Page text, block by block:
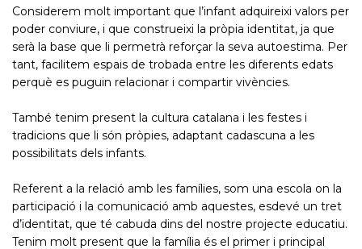
Considerem molt important que l’infant adquireixi valors per
poder conviure, i que construeixi la pròpia identitat, ja que
serà la base que li permetrà reforçar la seva autoestima. Per
tant, facilitem espais de trobada entre les diferents edats
perquè es puguin relacionar i compartir vivències.
També tenim present la cultura catalana i les festes i
tradicions que li són pròpies, adaptant cadascuna a les
possibilitats dels infants.
Referent a la relació amb les famílies, som una escola on la
participació i la comunicació amb aquestes, esdevé un tret
d’identitat, que té cabuda dins del nostre projecte educatiu.
Tenim molt present que la família és el primer i principal